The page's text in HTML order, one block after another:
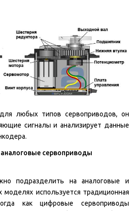
любых типов сервоприводов, он
сигналы и анализирует данные
сервоприводы
подразделить на аналоговые и
используется традиционная
как цифровые сервоприводы